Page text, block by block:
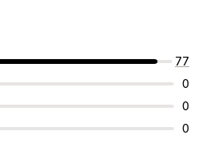
77
0
0
0